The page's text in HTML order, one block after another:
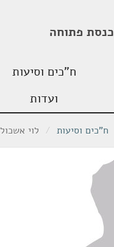
כנסת פתוחה
ח"כים וסיעות
ועדות
ח"כים וסיעות / לוי אשכול